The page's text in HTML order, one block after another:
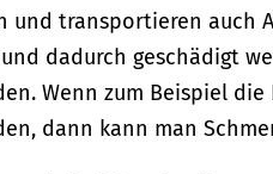
und transportieren auch
dadurch geschädigt
Wenn zum Beispiel
dann kann man